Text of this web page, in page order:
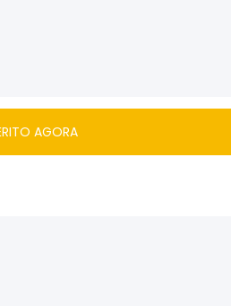
AGORA